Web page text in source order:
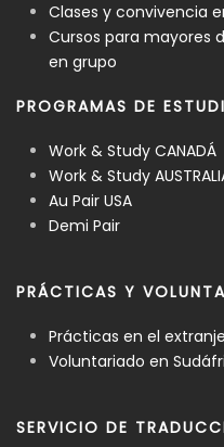
Clases y convivencia
Cursos para mayores
en grupo
PROGRAMAS DE
Work & Study CANADÁ
Work & Study
Au Pair USA
Demi Pair
PRÁCTICAS Y
Prácticas en el
Voluntariado en
SERVICIO DE